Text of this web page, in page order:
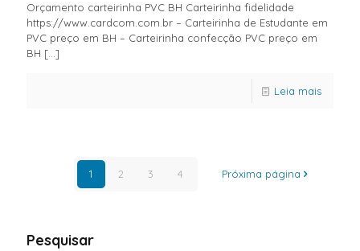
Orçamento carteirinha PVC BH Carteirinha fidelidade
https://www.cardcom.com.br – Carteirinha de Estudante em
PVC preço em BH – Carteirinha confecção PVC preço em
BH […]
Leia mais
1 2 3 4 Próxima página
Pesquisar